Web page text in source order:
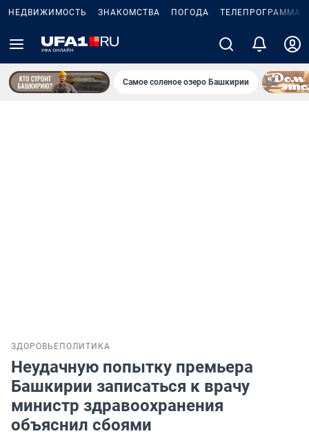
НЕДВИЖИМОСТЬ ЗНАКОМСТВА ПОГОДА ТЕЛЕПРОГРАММА
Самое соленое озеро Башкирии
ЗДОРОВЬЕ ПОЛИТИКА
Неудачную попытку премьера
Башкирии записаться к врачу
министр здравоохранения
объяснил сбоями